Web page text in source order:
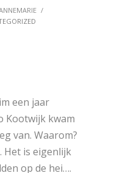
/
een jaar
Kootwijk kwam
van. Waarom?
Het is eigenlijk
op de hei….